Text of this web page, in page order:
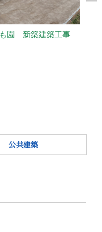
園 新築建築工事
公共建築